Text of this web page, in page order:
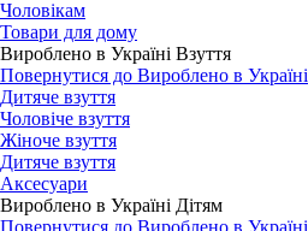
Чоловікам
Товари для дому
Вироблено в Україні Взуття
Повернутися до Вироблено в Україні
Дитяче взуття
Чоловіче взуття
Жіноче взуття
Дитяче взуття
Аксесуари
Вироблено в Україні Дітям
Повернутися до Вироблено в Україні